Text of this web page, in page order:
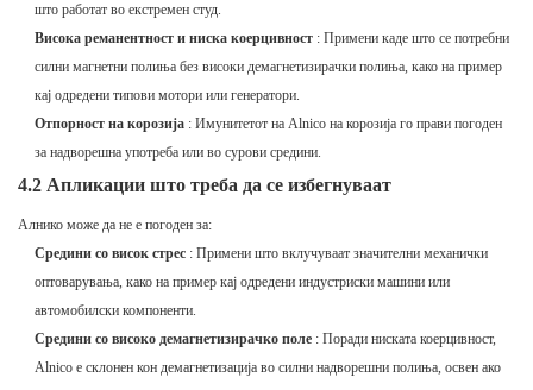
што работат во екстремен студ.
Висока реманентност и ниска коерцивност : Примени каде што се потребни
силни магнетни полиња без високи демагнетизирачки полиња, како на пример
кај одредени типови мотори или генератори.
Отпорност на корозија : Имунитетот на Alnico на корозија го прави погоден
за надворешна употреба или во сурови средини.
4.2 Апликации што треба да се избегнуваат
Алнико може да не е погоден за:
Средини со висок стрес : Примени што вклучуваат значителни механички
оптоварувања, како на пример кај одредени индустриски машини или
автомобилски компоненти.
Средини со високо демагнетизирачко поле : Поради ниската коерцивност,
Alnico е склонен кон демагнетизација во силни надворешни полиња, освен ако